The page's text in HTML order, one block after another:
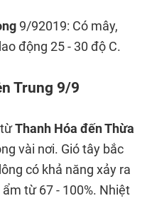
9/92019: Có mây,
động 25 - 30 độ C.
Trung 9/9
Thanh Hóa đến Thừa
vài nơi. Gió tây bắc
có khả năng xảy ra
từ 67 - 100%. Nhiệt